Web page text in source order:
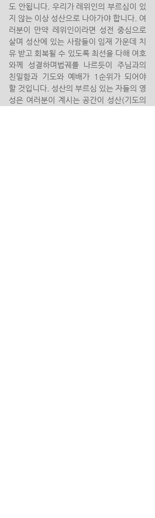
도 안됩니다. 우리가 레위인의 부르심이 있
지 않는 이상 성산으로 나아가야 합니다. 여
러분이 만약 레위인이라면 성전 중심으로
살며 성산에 있는 사람들이 임재 가운데 치
유 받고 회복될 수 있도록 최선을 다해 여호
와께 성결하며법궤를 나르듯이 주님과의
친밀함과 기도와 예배가 1순위가 되어야
할 것입니다. 성산의 부르심 있는 자들의 영
성은 여러분이 계시는 공간이 성산(기도의